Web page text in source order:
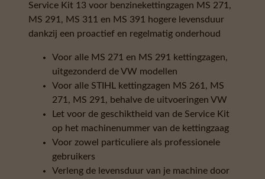
Service Kit 13 voor benzinekettingzagen MS 271,
MS 291, MS 311 en MS 391 hogere levensduur
dankzij een proactief en regelmatig onderhoud
Voor alle MS 271 en MS 291 kettingzagen,
uitgezonderd de VW modellen
Voor alle STIHL kettingzagen MS 261, MS
271, MS 291, behalve de uitvoeringen VW
Let voor de geschiktheid van de Service Kit
op het machinenummer van de kettingzaag
Voor zowel particuliere als professionele
gebruikers
Verleng de levensduur van je machine door